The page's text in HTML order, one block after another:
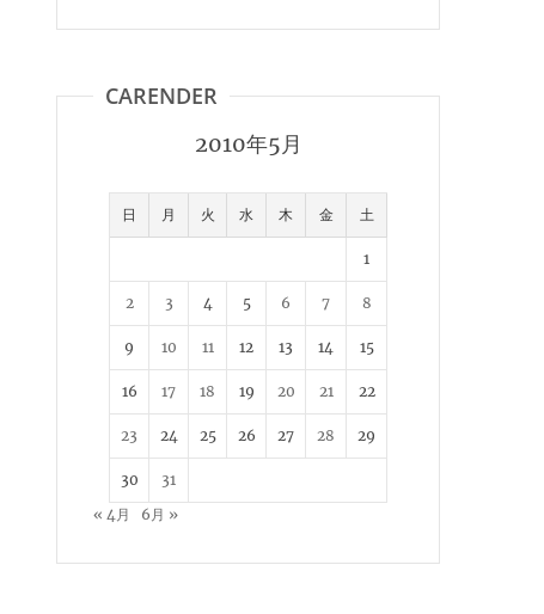
CARENDER
2010年5月
日 月 火 水 木 金 土
1
2 3 4 5 6 7 8
9 10 11 12 13 14 15
16 17 18 19 20 21 22
23 24 25 26 27 28 29
30
31
« 4月
6月 »